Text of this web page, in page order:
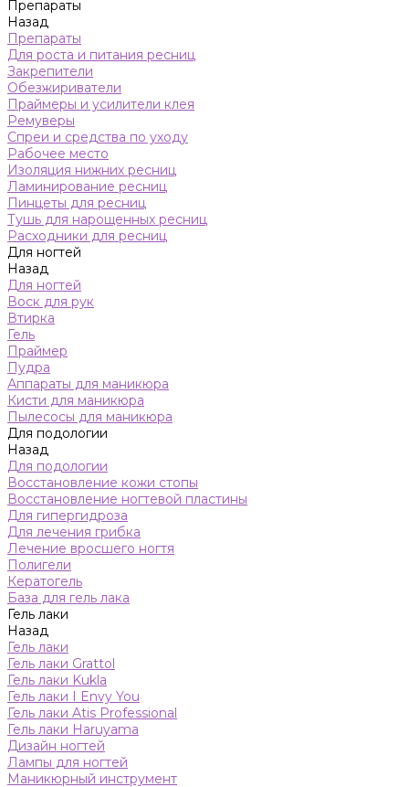
Препараты
Назад
Препараты
Для роста и питания ресниц
Закрепители
Обезжириватели
Праймеры и усилители клея
Ремуверы
Спреи и средства по уходу
Рабочее место
Изоляция нижних ресниц
Ламинирование ресниц
Пинцеты для ресниц
Тушь для нарощенных ресниц
Расходники для ресниц
Для ногтей
Назад
Для ногтей
Воск для рук
Втирка
Гель
Праймер
Пудра
Аппараты для маникюра
Кисти для маникюра
Пылесосы для маникюра
Для подологии
Назад
Для подологии
Восстановление кожи стопы
Восстановление ногтевой пластины
Для гипергидроза
Для лечения грибка
Лечение вросшего ногтя
Полигели
Кератогель
База для гель лака
Гель лаки
Назад
Гель лаки
Гель лаки Grattol
Гель лаки Kukla
Гель лаки I Envy You
Гель лаки Atis Professional
Гель лаки Haruyama
Дизайн ногтей
Лампы для ногтей
Маникюрный инструмент